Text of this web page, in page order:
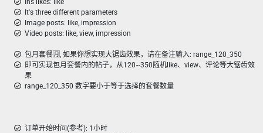
Ins likes: like
It's three different parameters
Image posts: like, impression
Video posts: like, view, impression
包月套餐🈷️, 如果你想实现大锯齿效果，请在备注输入: range_120_350
即可实现包月套餐内的帖子，从120~350随机like、view、评论等大锯齿效
果
range_120_350 数字要小于等于选择的套餐数量
订单开始时间(参考): 1小时